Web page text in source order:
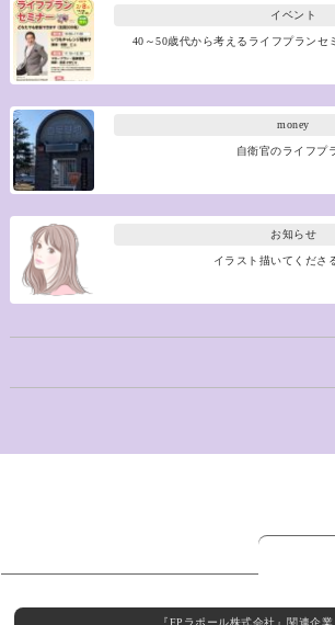
イベント
40～50歳代から考えるライフプランセ
money
自衛官のライフプ
お知らせ
イラスト描いてくださ
『FPラポール株式会社』関連企業